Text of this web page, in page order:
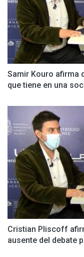
Samir Kouro afirma
que tiene en una
Cristian Pliscoff
ausente del debate